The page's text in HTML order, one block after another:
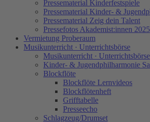
Pressematerial Kinderfestspiele
Pressematerial Kinder- &
Pressematerial Zeig dein Talent
Pressefotos Akademist:innen 2025
Vermietung Proberaum
Musikunterricht · Unterrichtsbörse
Musikunterricht · Unterrichtsbörse
Kinder- & Jugendphilharmonie
Blockflöte
Blockflöte Lernvideos
Blockflötenheft
Grifftabelle
Presseecho
Schlagzeug/Drumset